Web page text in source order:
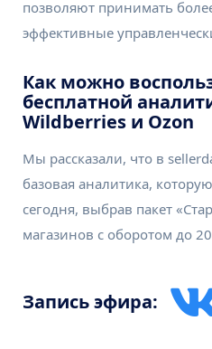
позволяют принимать
эффективные
Как можно
бесплатной
Wildberries и Ozon
Мы рассказали, что в
базовая аналитика,
сегодня, выбрав пакет
магазинов с оборотом до
Запись эфира: